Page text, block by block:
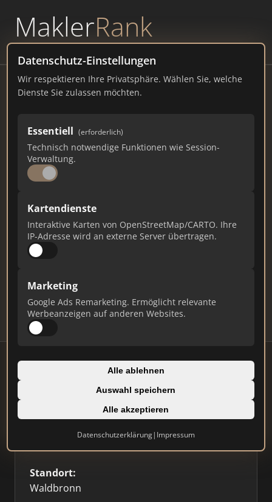
MaklerRank
powered byWAVEPOINT
Datenschutz-Einstellungen
Wir respektieren Ihre Privatsphäre. Wählen Sie, welche
Dienste Sie zulassen möchten.
Essentiell (erforderlich)
Technisch notwendige Funktionen wie Session-
Verwaltung.
Kartendienste
Interaktive Karten von OpenStreetMap/CARTO. Ihre
IP-Adresse wird an externe Server übertragen.
Marketing
Google Ads Remarketing. Ermöglicht relevante
Werbeanzeigen auf anderen Websites.
Alle ablehnen
Auswahl speichern
Alle akzeptieren
Datenschutzerklärung| Impressum
IMMO LIFE VISION
immo-life-vision.de
183
Ist das Ihr Unternehmen?
Verifizieren Sie Ihr Profil, bearbeiten Sie Ihre
Updates.
Profil beanspruchen
Standort:
Waldbronn